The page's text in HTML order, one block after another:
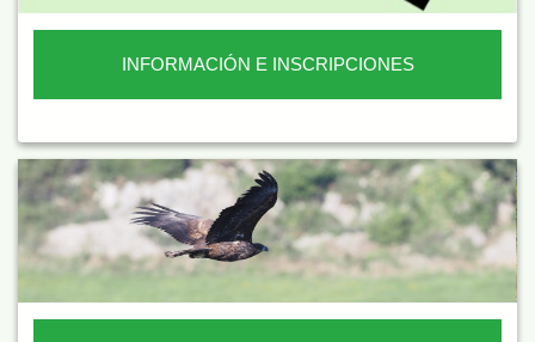
INFORMACIÓN E INSCRIPCIONES